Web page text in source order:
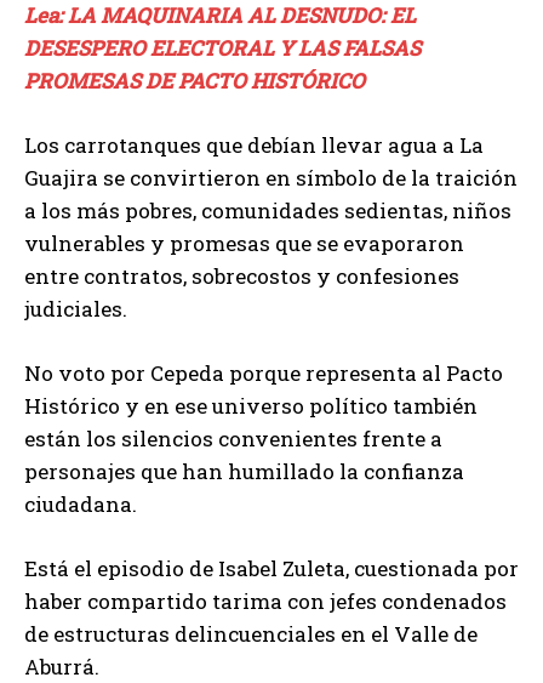
Lea: LA MAQUINARIA AL DESNUDO: EL
DESESPERO ELECTORAL Y LAS FALSAS
PROMESAS DE PACTO HISTÓRICO
Los carrotanques que debían llevar agua a La
Guajira se convirtieron en símbolo de la traición
a los más pobres, comunidades sedientas, niños
vulnerables y promesas que se evaporaron
entre contratos, sobrecostos y confesiones
judiciales.
No voto por Cepeda porque representa al Pacto
Histórico y en ese universo político también
están los silencios convenientes frente a
personajes que han humillado la confianza
ciudadana.
Está el episodio de Isabel Zuleta, cuestionada por
haber compartido tarima con jefes condenados
de estructuras delincuenciales en el Valle de
Aburrá.